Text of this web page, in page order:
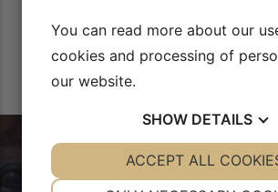
You can read more about our
cookies and processing of
our website.
SHOW DETAILS
YES NO YES
ACCEPT ALL